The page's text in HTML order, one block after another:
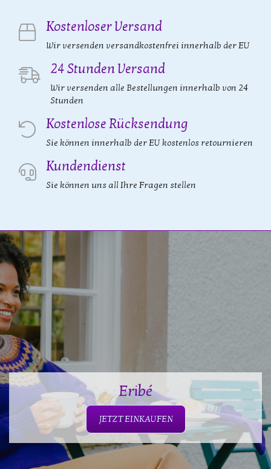
Kostenloser Versand
Wir versenden versandkostenfrei innerhalb der EU
24 Stunden Versand
Wir versenden alle Bestellungen innerhalb von 24
Stunden
Kostenlose Rücksendung
Sie können innerhalb der EU kostenlos retournieren
Kundendienst
Sie können uns all Ihre Fragen stellen
Eribé
JETZT EINKAUFEN